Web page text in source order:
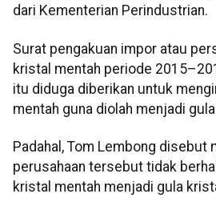
dari Kementerian Perindustrian.
Surat pengakuan impor atau
kristal mentah periode
itu diduga diberikan untuk
mentah guna diolah menjadi
Padahal, Tom Lembong disebut
perusahaan tersebut tidak
kristal mentah menjadi gula